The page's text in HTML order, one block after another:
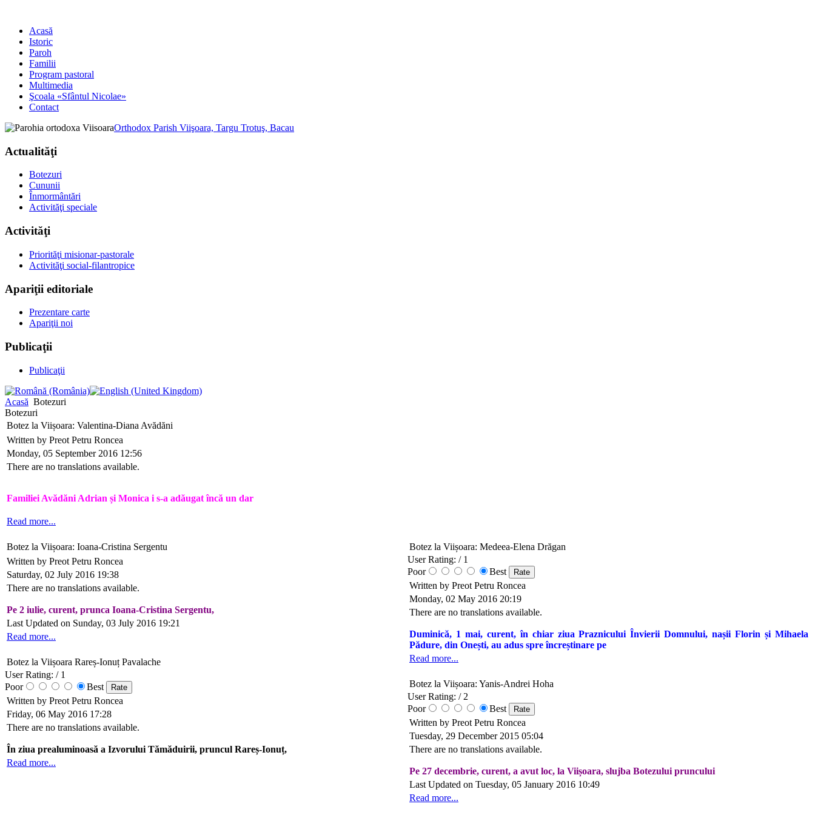
Acasă
Istoric
Paroh
Familii
Program pastoral
Multimedia
Şcoala «Sfântul Nicolae»
Contact
Orthodox Parish Viişoara, Targu Trotuş, Bacau
Actualităţi
Botezuri
Cununii
Înmormântări
Activităţi speciale
Activităţi
Priorităţi misionar-pastorale
Activităţi social-filantropice
Apariţii editoriale
Prezentare carte
Apariţii noi
Publicaţii
Publicaţii
Acasă Botezuri
Botezuri
Botez la Viișoara: Valentina-Diana Avădăni
Written by Preot Petru Roncea
Monday, 05 September 2016 12:56
There are no translations available.
Familiei Avădăni Adrian și Monica i s-a adăugat încă un dar
Read more...
Botez la Viișoara: Ioana-Cristina Sergentu
Written by Preot Petru Roncea
Saturday, 02 July 2016 19:38
There are no translations available.
Pe 2 iulie, curent, prunca Ioana-Cristina Sergentu,
Last Updated on Sunday, 03 July 2016 19:21
Read more...
Botez la Viișoara Rareș-Ionuț Pavalache
User Rating: / 1
Poor
Best
Written by Preot Petru Roncea
Friday, 06 May 2016 17:28
There are no translations available.
În ziua prealuminoasă a Izvorului Tămăduirii, pruncul Rareș-Ionuț,
Read more...
Botez la Viișoara: Medeea-Elena Drăgan
User Rating: / 1
Poor
Best
Written by Preot Petru Roncea
Monday, 02 May 2016 20:19
There are no translations available.
Duminică, 1 mai, curent, în chiar ziua Praznicului Învierii Domnului, nașii Florin și Mihaela
Pădure, din Onești, au adus spre încreștinare pe
Read more...
Botez la Viișoara: Yanis-Andrei Hoha
User Rating: / 2
Poor
Best
Written by Preot Petru Roncea
Tuesday, 29 December 2015 05:04
There are no translations available.
Pe 27 decembrie, curent, a avut loc, la Viișoara, slujba Botezului pruncului
Last Updated on Tuesday, 05 January 2016 10:49
Read more...